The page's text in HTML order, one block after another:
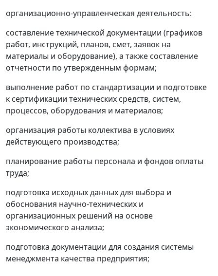
организационно-управленческая деятельность:
составление технической документации (графиков
работ, инструкций, планов, смет, заявок на
материалы и оборудование), а также составление
отчетности по утвержденным формам;
выполнение работ по стандартизации и подготовке
к сертификации технических средств, систем,
процессов, оборудования и материалов;
организация работы коллектива в условиях
действующего производства;
планирование работы персонала и фондов оплаты
труда;
подготовка исходных данных для выбора и
обоснования научно-технических и
организационных решений на основе
экономического анализа;
подготовка документации для создания системы
менеджмента качества предприятия;